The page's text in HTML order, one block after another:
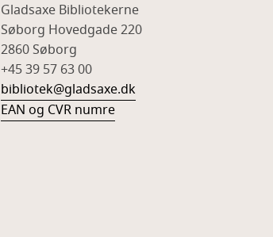
Gladsaxe Bibliotekerne
Søborg Hovedgade 220
2860 Søborg
+45 39 57 63 00
bibliotek@gladsaxe.dk
EAN og CVR numre